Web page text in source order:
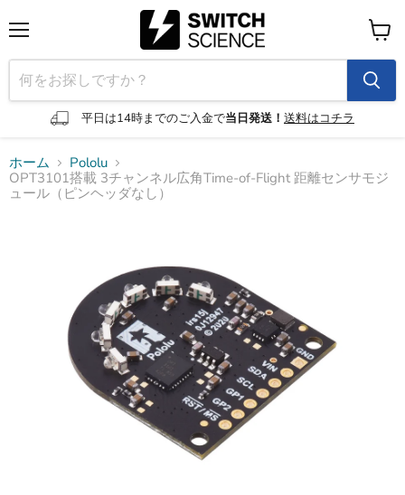
ニ
ュ
ー
平日は14時までのご入金で当日発送！ 送料はコチラ
カ
ー
ト
を
見
ホーム
Pololu
OPT3101搭載 3チャンネル広角Time-of-Flight 距離センサモジ
ュール（ピンヘッダなし）